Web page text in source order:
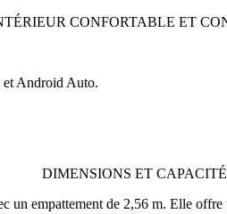
CONFORTABLE ET
et Android Auto.
DIMENSIONS ET CAPACITÉ
empattement de 2,56 m. Elle